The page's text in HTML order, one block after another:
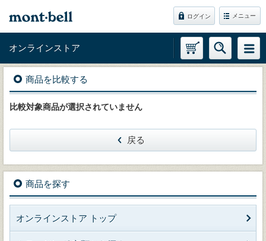
ログイン メニュー
オンラインストア
商品を比較する
比較対象商品が選択されていません
戻る
商品を探す
オンラインストア トップ